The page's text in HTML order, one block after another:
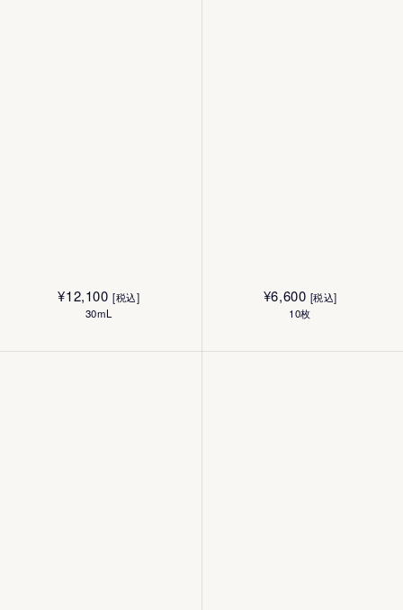
¥12,100 [税込]
30mL
¥6,600 [税込]
10枚